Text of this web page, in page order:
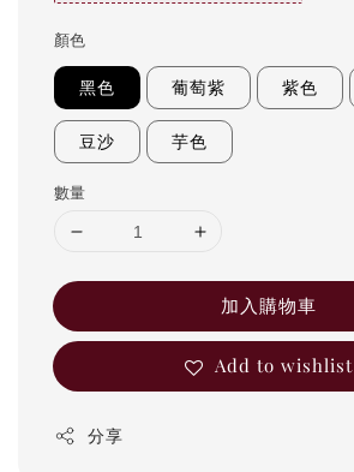
顏色
黑色 葡萄紫 紫色
豆沙 芋色
數量
加入購物車
Add to wishlist
分享